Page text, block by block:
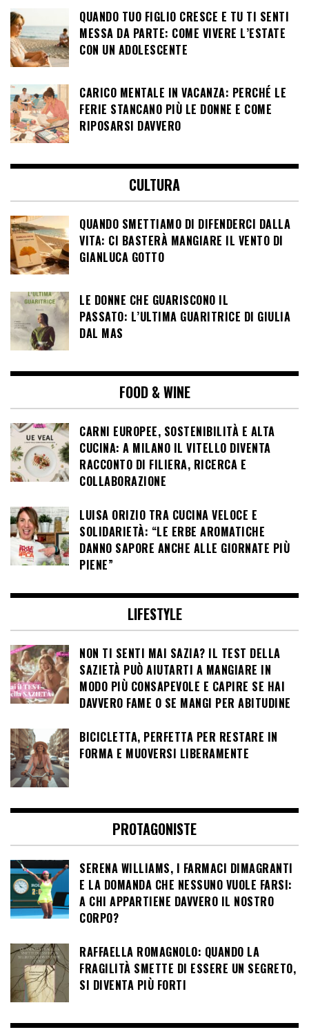
QUANDO TUO FIGLIO CRESCE E TU TI SENTI
MESSA DA PARTE: COME VIVERE L’ESTATE
CON UN ADOLESCENTE
CARICO MENTALE IN VACANZA: PERCHÉ LE
FERIE STANCANO PIÙ LE DONNE E COME
RIPOSARSI DAVVERO
CULTURA
QUANDO SMETTIAMO DI DIFENDERCI DALLA
VITA: CI BASTERÀ MANGIARE IL VENTO DI
GIANLUCA GOTTO
LE DONNE CHE GUARISCONO IL
PASSATO: L’ULTIMA GUARITRICE DI GIULIA
DAL MAS
FOOD & WINE
CARNI EUROPEE, SOSTENIBILITÀ E ALTA
CUCINA: A MILANO IL VITELLO DIVENTA
RACCONTO DI FILIERA, RICERCA E
COLLABORAZIONE
LUISA ORIZIO TRA CUCINA VELOCE E
SOLIDARIETÀ: “LE ERBE AROMATICHE
DANNO SAPORE ANCHE ALLE GIORNATE PIÙ
PIENE”
LIFESTYLE
NON TI SENTI MAI SAZIA? IL TEST DELLA
SAZIETÀ PUÒ AIUTARTI A MANGIARE IN
MODO PIÙ CONSAPEVOLE E CAPIRE SE HAI
DAVVERO FAME O SE MANGI PER ABITUDINE
BICICLETTA, PERFETTA PER RESTARE IN
FORMA E MUOVERSI LIBERAMENTE
PROTAGONISTE
SERENA WILLIAMS, I FARMACI DIMAGRANTI
E LA DOMANDA CHE NESSUNO VUOLE FARSI:
A CHI APPARTIENE DAVVERO IL NOSTRO
CORPO?
RAFFAELLA ROMAGNOLO: QUANDO LA
FRAGILITÀ SMETTE DI ESSERE UN SEGRETO,
SI DIVENTA PIÙ FORTI